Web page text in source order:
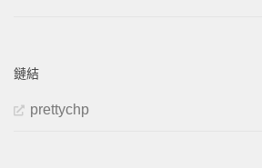
鏈結
prettychp